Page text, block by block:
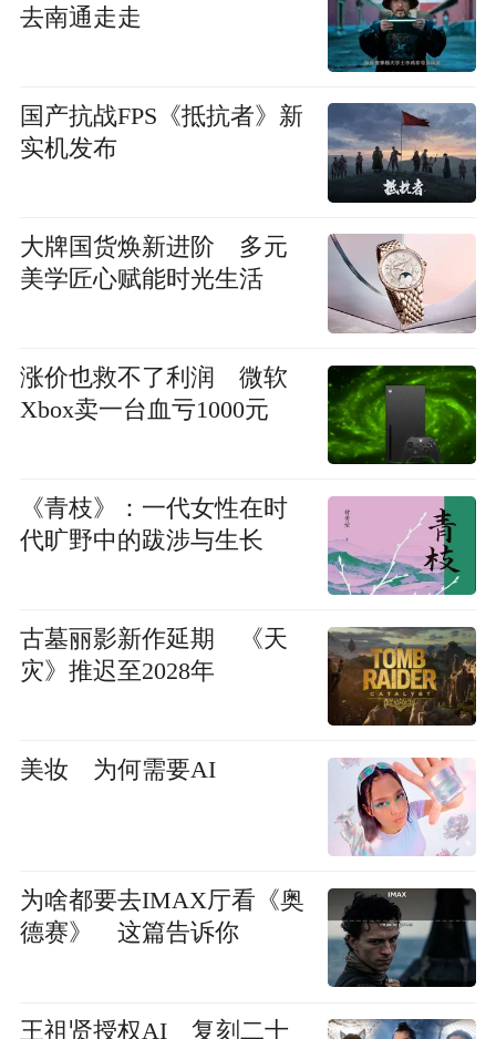
去南通走走
国产抗战FPS《抵抗者》新
实机发布
大牌国货焕新进阶 多元
美学匠心赋能时光生活
涨价也救不了利润 微软
Xbox卖一台血亏1000元
《青枝》：一代女性在时
代旷野中的跋涉与生长
古墓丽影新作延期 《天
灾》推迟至2028年
美妆 为何需要AI
为啥都要去IMAX厅看《奥
德赛》 这篇告诉你
王祖贤授权AI 复刻二十